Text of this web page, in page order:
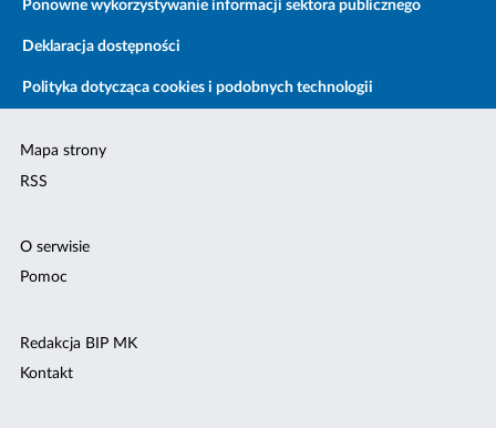
Ponowne wykorzystywanie informacji sektora publicznego
Deklaracja dostępności
Polityka dotycząca cookies i podobnych technologii
Mapa strony
RSS
O serwisie
Pomoc
Redakcja BIP MK
Kontakt